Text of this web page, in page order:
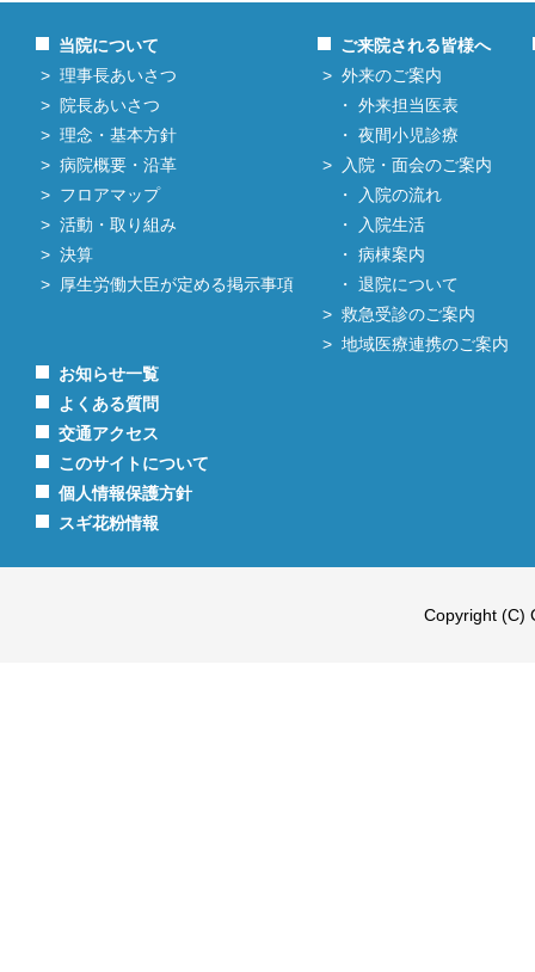
当院について
理事長あいさつ
院長あいさつ
理念・基本方針
病院概要・沿革
フロアマップ
活動・取り組み
決算
厚生労働大臣が定める掲示事項
ご来院される皆様へ
外来のご案内
外来担当医表
夜間小児診療
入院・面会のご案内
入院の流れ
入院生活
病棟案内
退院について
救急受診のご案内
地域医療連携のご案内
お知らせ一覧
よくある質問
交通アクセス
このサイトについて
個人情報保護方針
スギ花粉情報
Copyright (C)